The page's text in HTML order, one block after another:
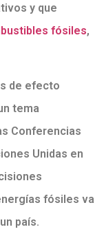
y que
fósiles,
de efecto
tema
Conferencias
Unidas en
fósiles va
país.